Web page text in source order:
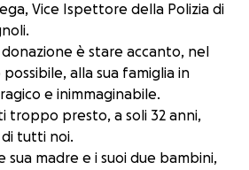
Vice Ispettore della Polizia di
è stare accanto, nel
alla sua famiglia in
e inimmaginabile.
troppo presto, a soli 32 anni,
tutti noi.
sua madre e i suoi due bambini,